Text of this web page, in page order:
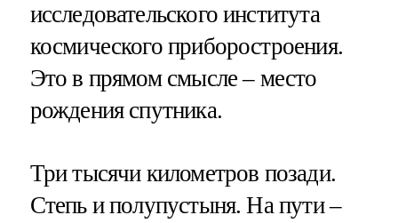
исследовательского института
космического приборостроения.
Это в прямом смысле – место
рождения спутника.
Три тысячи километров позади.
Степь и полупустыня. На пути –